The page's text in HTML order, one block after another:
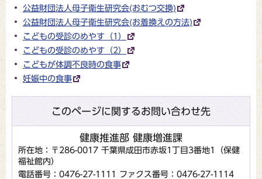
公益財団法人母子衛生研究会(おむつ交換)
公益財団法人母子衛生研究会(お着換えの方法)
こどもの受診のめやす（1）
こどもの受診のめやす（2）
こどもが体調不良時の食事
妊娠中の食事
このページに関するお問い合わせ先
健康推進部 健康増進課
所在地：〒286-0017 千葉県成田市赤坂1丁目3番地1（保健
福祉館内）
電話番号：0476-27-1111
ファクス番号：0476-27-1114